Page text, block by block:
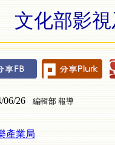
文化部影
06/26 編輯部 報導
產業局